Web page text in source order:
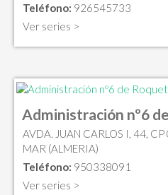
Teléfono: 926545733
Ver series >
Administración nº6
AVDA. JUAN CARLOS I, 44,
MAR (ALMERIA)
Teléfono: 950338091
Ver series >